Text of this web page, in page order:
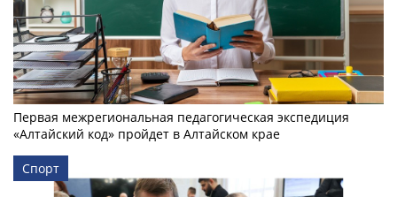
Первая межрегиональная педагогическая экспедиция
«Алтайский код» пройдет в Алтайском крае
Спорт